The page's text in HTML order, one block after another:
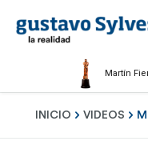
Martín Fierro
INICIO VIDEOS